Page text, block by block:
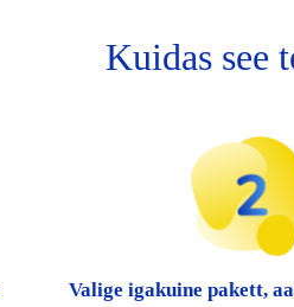
Kuidas see
Valige igakuine pakett,